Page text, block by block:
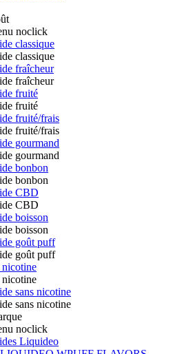
noclick
classique
classique
fraîcheur
fraîcheur
fruité
fruité
fruité/frais
fruité/frais
gourmand
gourmand
bonbon
bonbon
CBD
CBD
boisson
boisson
goût puff
goût puff
nicotine
nicotine
sans nicotine
sans nicotine
noclick
Liquideo